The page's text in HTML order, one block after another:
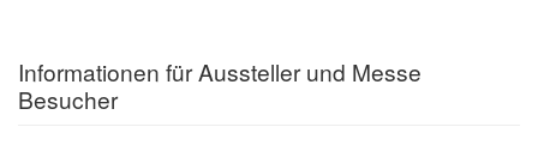
Informationen für Aussteller und Messe
Besucher